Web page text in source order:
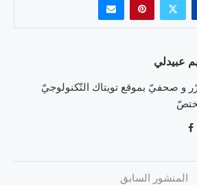
عبيدلي
و صحفيّ بموقع تويتاك التّكنولوجيّ
المنشور السابق